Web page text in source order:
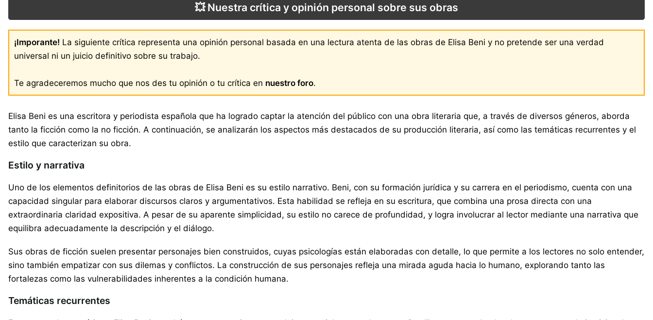
💥 Nuestra crítica y opinión personal sobre sus obras
¡Imporante! La siguiente crítica representa una opinión personal basada en una lectura atenta de las obras de Elisa Beni y no pretende ser una verdad
universal ni un juicio definitivo sobre su trabajo.
Te agradeceremos mucho que nos des tu opinión o tu crítica en nuestro foro.
Elisa Beni es una escritora y periodista española que ha logrado captar la atención del público con una obra literaria que, a través de diversos géneros, aborda
tanto la ficción como la no ficción. A continuación, se analizarán los aspectos más destacados de su producción literaria, así como las temáticas recurrentes y el
estilo que caracterizan su obra.
Estilo y narrativa
Uno de los elementos definitorios de las obras de Elisa Beni es su estilo narrativo. Beni, con su formación jurídica y su carrera en el periodismo, cuenta con una
capacidad singular para elaborar discursos claros y argumentativos. Esta habilidad se refleja en su escritura, que combina una prosa directa con una
extraordinaria claridad expositiva. A pesar de su aparente simplicidad, su estilo no carece de profundidad, y logra involucrar al lector mediante una narrativa que
equilibra adecuadamente la descripción y el diálogo.
Sus obras de ficción suelen presentar personajes bien construidos, cuyas psicologías están elaboradas con detalle, lo que permite a los lectores no solo entender,
sino también empatizar con sus dilemas y conflictos. La construcción de sus personajes refleja una mirada aguda hacia lo humano, explorando tanto las
fortalezas como las vulnerabilidades inherentes a la condición humana.
Temáticas recurrentes